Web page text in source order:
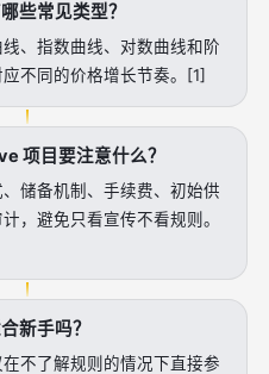
些常见类型？
、指数曲线、对数曲线和阶
不同的价格增长节奏。[1]
项目要注意什么？
储备机制、手续费、初始供
，避免只看宣传不看规则。
新手吗？
不了解规则的情况下直接参